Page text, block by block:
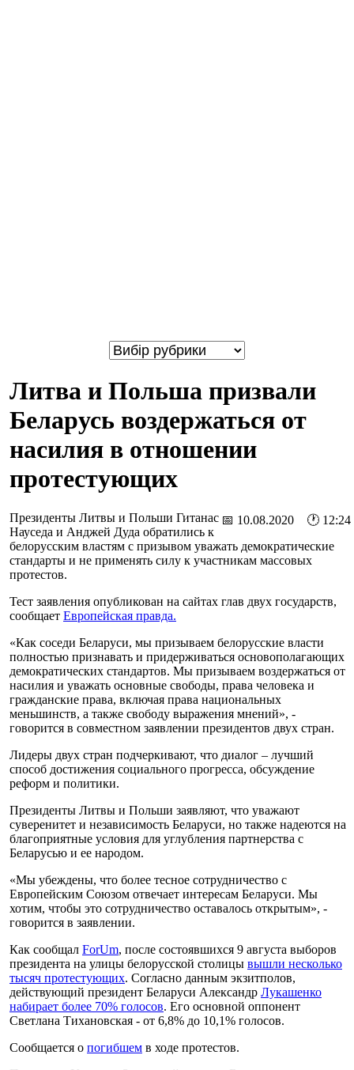
Литва и Польша призвали
Беларусь воздержаться от
насилия в отношении
протестующих
📅 10.08.2020 🕐 12:24
Президенты Литвы и Польши Гитанас
Науседа и Анджей Дуда обратились к
белорусским властям с призывом уважать демократические
стандарты и не применять силу к участникам массовых
протестов.
Тест заявления опубликован на сайтах глав двух государств,
сообщает Европейская правда.
«Как соседи Беларуси, мы призываем белорусские власти
полностью признавать и придерживаться основополагающих
демократических стандартов. Мы призываем воздержаться от
насилия и уважать основные свободы, права человека и
гражданские права, включая права национальных
меньшинств, а также свободу выражения мнений», -
говорится в совместном заявлении президентов двух стран.
Лидеры двух стран подчеркивают, что диалог – лучший
способ достижения социального прогресса, обсуждение
реформ и политики.
Президенты Литвы и Польши заявляют, что уважают
суверенитет и независимость Беларуси, но также надеются на
благоприятные условия для углубления партнерства с
Беларусью и ее народом.
«Мы убеждены, что более тесное сотрудничество с
Европейским Союзом отвечает интересам Беларуси. Мы
хотим, чтобы это сотрудничество оставалось открытым», -
говорится в заявлении.
Как сообщал ForUm, после состоявшихся 9 августа выборов
президента на улицы белорусской столицы вышли несколько
тысяч протестующих. Согласно данным экзитполов,
действующий президент Беларуси Александр Лукашенко
набирает более 70% голосов. Его основной оппонент
Светлана Тихановская - от 6,8% до 10,1% голосов.
Сообщается о погибшем в ходе протестов.